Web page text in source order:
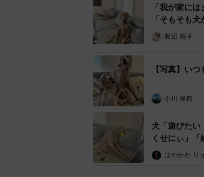
寝起きでキョトンとし
るぴろあワイマラナーさん
ーーこの時はどういう状況だ
「我が家に
「そもそも
渡辺 晴子
【写真】い
小川 良樹
犬「遊びたい
くせにぃ」「
はやかわ リ